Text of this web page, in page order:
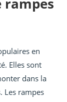
rampes
en
Elles sont
dans la
Les rampes